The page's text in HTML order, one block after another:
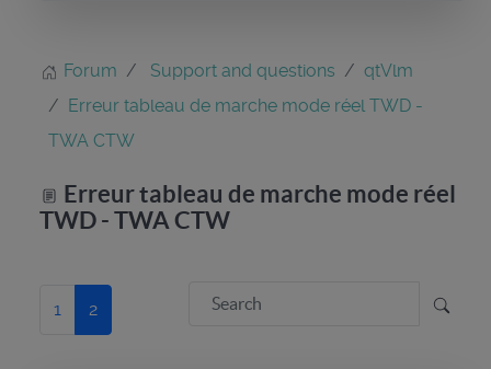
Forum Support and questions
qtVlm
Erreur tableau de marche mode réel TWD -
TWA CTW
Erreur tableau de marche mode réel
TWD - TWA CTW
1 2